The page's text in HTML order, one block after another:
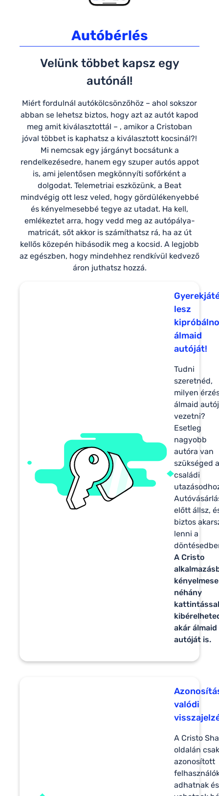
Autóbérlés
Velünk többet kapsz egy
autónál!
Miért fordulnál autókölcsönzőhöz – ahol sokszor
abban se lehetsz biztos, hogy azt az autót kapod
meg amit kiválasztottál – , amikor a Cristoban
jóval többet is kaphatsz a kiválasztott kocsinál?!
Mi nemcsak egy járgányt bocsátunk a
rendelkezésedre, hanem egy szuper autós appot
is, ami jelentősen megkönnyíti sofőrként a
dolgodat. Telemetriai eszközünk, a Beat
mindvégig ott lesz veled, hogy gördülékenyebbé
és kényelmesebbé tegye az utadat. Ha kell,
emlékeztet arra, hogy vedd meg az autópálya-
matricát, sőt akkor is számíthatsz rá, ha az út
kellős közepén hibásodik meg a kocsid. A legjobb
az egészben, hogy mindehhez rendkívül kedvező
áron juthatsz hozzá.
lesz
álmaid
autóját!
Tudni
szeretnéd,
milyen
álmaid
vezetni?
Esetleg
nagyobb
autóra van
szükséged a
családi
előtt állsz,
biztos
lenni a
A Cristo
néhány
kattintással
akár álmaid
autóját is.
valódi
A Cristo
oldalán csak
azonosított
adhatnak és